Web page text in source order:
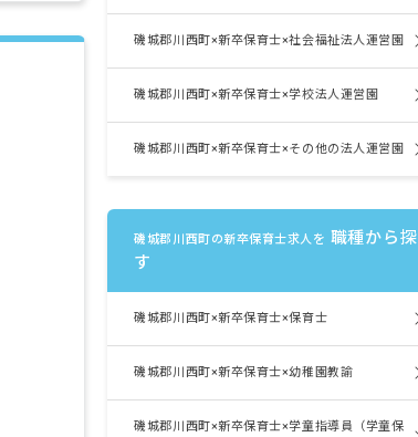
磯城郡川西町×新卒保育士×社会福祉法人運営園
磯城郡川西町×新卒保育士×学校法人運営園
磯城郡川西町×新卒保育士×その他の法人運営園
磯城郡川西町の新卒保育士求人を 職種から探
す
磯城郡川西町×新卒保育士×保育士
磯城郡川西町×新卒保育士×幼稚園教諭
磯城郡川西町×新卒保育士×学童指導員（学童保